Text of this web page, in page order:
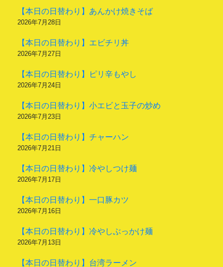
【本日の日替わり】あんかけ焼きそば
2026年7月28日
【本日の日替わり】エビチリ丼
2026年7月27日
【本日の日替わり】ピリ辛もやし
2026年7月24日
【本日の日替わり】小エビと玉子の炒め
2026年7月23日
【本日の日替わり】チャーハン
2026年7月21日
【本日の日替わり】冷やしつけ麺
2026年7月17日
【本日の日替わり】一口豚カツ
2026年7月16日
【本日の日替わり】冷やしぶっかけ麺
2026年7月13日
【本日の日替わり】台湾ラーメン